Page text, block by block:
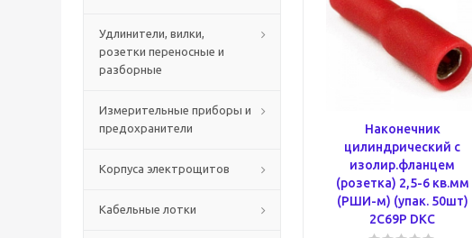
Удлинители, вилки,
розетки переносные и
разборные
Измерительные приборы и
предохранители
Корпуса электрощитов
Кабельные лотки
Наконечник
цилиндрический с
изолир.фланцем
(розетка) 2,5-6 кв.мм
(РШИ-м) (упак. 50шт)
2C69P DKC